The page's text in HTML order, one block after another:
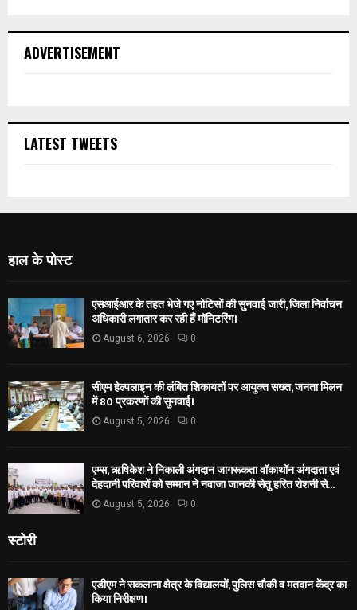
ADVERTISEMENT
LATEST TWEETS
हाल के पोस्ट
एसआईआर के तहत भेजे गए नोटिसों की सुनवाई जारी, जिला निर्वाचन
अधिकारी लगातार कर रही हैं मॉनिटरिंग।
August 6, 2026 0
सीएम हेल्पलाइन की लंबित शिकायतों पर आयुक्त सख्त, जनता मिलन
में 80 प्रकरणों की सुनवाई।
August 5, 2026 0
एम्स, ऋषिकेश ने निकाली अंगदान जागरूकता वॉकाथॉन अंगदाता एवं
देहदानी परिवारों को सम्मान ने नवाजा जानकी सेतु हरित रोशनी से...
August 5, 2026 0
स्टोरी
एडीएम ने सकलाना क्षेत्र के विद्यालयों, पुलिस चौकी व मतदान केंद्र का
किया निरीक्षण।